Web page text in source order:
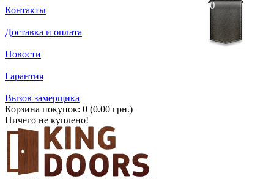
Контакты
|
Доставка и оплата
|
Новости
|
Гарантия
|
Вызов замерщика
Корзина покупок: 0 (0.00 грн.)
Ничего не куплено!
0